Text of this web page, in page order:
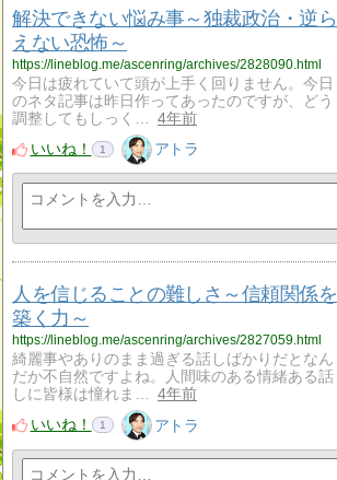
解決できない悩み事～独裁政治・逆ら
えない恐怖～
https://lineblog.me/ascenring/archives/2828090.html
今日は疲れていて頭が上手く回りません。今日
のネタ記事は昨日作ってあったのですが、どう
調整してもしっく…
4年前
いいね！
1 アトラ
人を信じることの難しさ～信頼関係を
築く力～
https://lineblog.me/ascenring/archives/2827059.html
綺麗事やありのまま過ぎる話しばかりだとなん
だか不自然ですよね。人間味のある情緒ある話
しに皆様は憧れま…
4年前
いいね！
1 アトラ